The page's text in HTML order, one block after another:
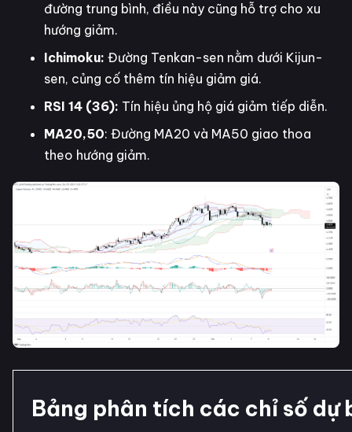
đường trung bình, điều này cũng hỗ trợ cho xu
hướng giảm.
Ichimoku: Đường Tenkan-sen nằm dưới Kijun-
sen, củng cố thêm tín hiệu giảm giá.
RSI 14 (36): Tín hiệu ủng hộ giá giảm tiếp diễn.
MA20,50: Đường MA20 và MA50 giao thoa
theo hướng giảm.
Bảng phân tích các chỉ số dự